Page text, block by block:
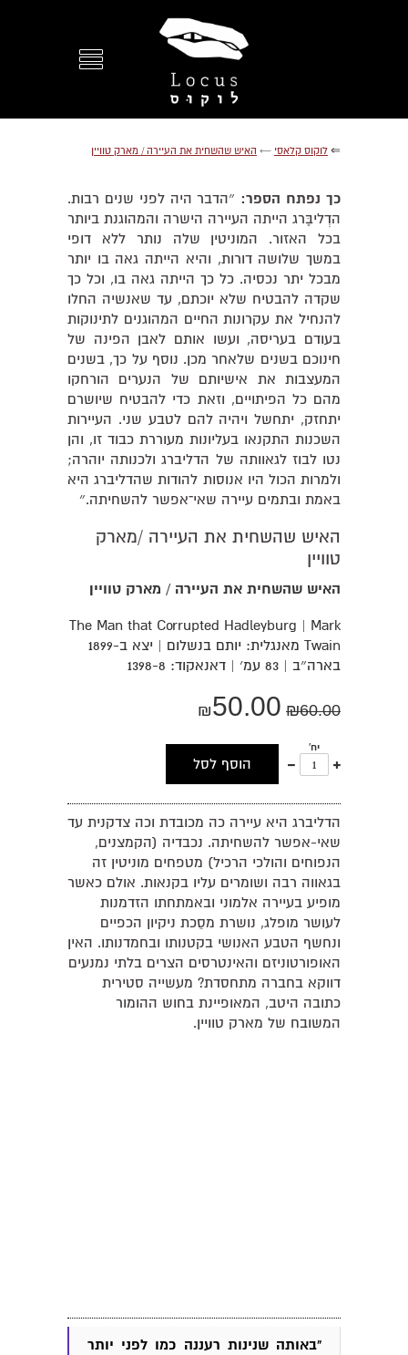
⇐ לוקוס קלאסי ← האיש שהשחית את העיירה / מארק טוויין
כך נפתח הספר: ״הדבר היה לפני שנים רבות.
הדְליבֶּרג הייתה העיירה הישרה והמהוגנת ביותר
בכל האזור. המוניטין שלה נותר ללא דופי
במשך שלושה דורות, והיא הייתה גאה בו יותר
מבכל יתר נכסיה. כל כך הייתה גאה בו, וכל כך
שקדה להבטיח שלא יוכתם, עד שאנשיה החלו
להנחיל את עקרונות החיים המהוגנים לתינוקות
בעודם בעריסה, ועשו אותם לאבן הפינה של
חינוכם בשנים שלאחר מכן. נוסף על כך, בשנים
המעצבות את אישיותם של הנערים הורחקו
מהם כל הפיתויים, וזאת כדי להבטיח שיושרם
יתחזק, יתחשל ויהיה להם לטבע שני. העיירות
השכנות התקנאו בעליונות מעוררת כבוד זו, והן
נטו לבוז לגאוותה של הדליברג ולכנותה יוהרה;
ולמרות הכול היו אנוסות להודות שהדליברג היא
באמת ובתמים עיירה שאי־אפשר להשחיתה.״
האיש שהשחית את העיירה /מארק
טוויין
האיש שהשחית את העיירה / מארק טוויין
The Man that Corrupted Hadleyburg | Mark
Twain מאנגלית: יותם בנשלום | יצא ב-1899
בארה״ב | 83 עמ׳ | דאנאקוד: 1398-8
₪60.00
₪50.00
יח'
עוד
אחד
הוסף לסל
הדליברג היא עיירה כה מכובדת וכה צדקנית עד
שאי-אפשר להשחיתה. נכבדיה (הקמצנים,
הנפוחים והולכי הרכיל) מטפחים מוניטין זה
בגאווה רבה ושומרים עליו בקנאות. אולם כאשר
מופיע בעיירה אלמוני ובאמתחתו הזדמנות
לעושר מופלג, נושרת מסֵכת ניקיון הכפיים
ונחשף הטבע האנושי בקטנותו ובחמדנותו. האין
האופורטוניזם והאינטרסים הצרים בלתי נמנעים
דווקא בחברה מתחסדת? מעשייה סטירית
כתובה היטב, המאופיינת בחוש ההומור
המשובח של מארק טוויין.
"באותה שנינות רעננה כמו לפני יותר